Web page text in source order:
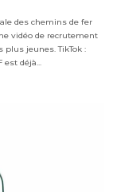
des chemins de fer
vidéo de recrutement
jeunes. TikTok :
est déjà...